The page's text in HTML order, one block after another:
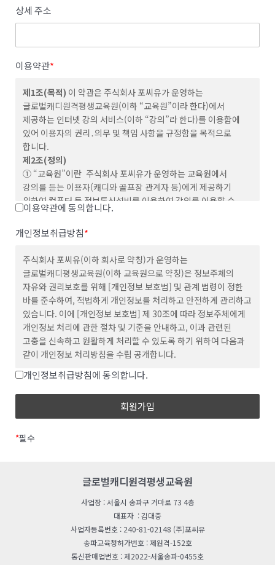
상세 주소
이용약관*
제1조(목적) 이 약관은 주식회사 포씨유가 운영하는
글로벌캐디원격평생교육원(이하 “교육원”이라 한다)에서
제공하는 인터넷 강의 서비스(이하 “강의”라 한다)를 이용함에
있어 이용자의 권리․의무 및 책임 사항을 규정함을 목적으로
합니다.
제2조(정의)
① “교육원”이란 주식회사 포씨유가 운영하는 교육원에서
강의를 듣는 이용자(캐디와 골프장 관계자 등)에게 제공하기
위하여 컴퓨터 등 정보통신설비를 이용하여 강의를 이용할 수
있도록 설정한 가상의 영업장을 말하며, 아울러 교육원을
운영하는 사업자의 의미로도 사용합니다.
② “이용자”란 “교육원”에 접속하여 이 약관에 따라 “교육원”이
제공하는 강의를 받는 회원 및 비회원을 말합니다.
③ ‘회원’이라 함은 “교육원”에 회원등록을 한 자로서, 계속적으로
“교육원”이 제공하는 서비스를 이용할 수 있는 자를 말합니다.
④ ‘비회원’이라 함은 회원에 가입하지 않고 “교육원”이 제공하는
서비스를 이용하는 자를 말합니다.
제3조( 약관 등의 명시와 설명 및 개정 )
① “교육원”은 이 약관의 내용과 상호 및 대표자 성명, 영업소
소재지 주소(소비자의 불만을 처리할 수 있는 곳의 주소를 포함),
전화번호․모사전송번호․전자우편주소, 사업자등록번호,
통신판매업 신고번호, 개인정보관리책임자등을 이용자가 쉽게 알
약관의 내용은 이용자가 연결화면을 통하여 볼 수 있도록 할 수
있습니다.
있는 내용 중 청약철회․ 환불조건 등과 같은 중요한 내용을
③ “교육원”은 「전자상거래 등에서의 소비자보호에 관한
법률」, 「약관의 규제에 관한 법률」, 「전자문서 및
전자거래기본법」, 「전자금융거래법」, 「전자서명법」,
「정보통신망 이용촉진 및 정보보호 등에 관한 법률」,
「방문판매 등에 관한 법률」, 「소비자기본법」 등 관련 법을
위배하지 않는 범위에서 이 약관을 개정할 수 있습니다.
이용약관에 동의합니다.
개인정보취급방침*
주식회사 포씨유(이하 회사로 약칭)가 운영하는
글로벌캐디평생교육원(이하 교육원으로 약칭)은 정보주체의
자유와 권리보호를 위해 [개인정보 보호법] 및 관계 법령이 정한
바를 준수하여, 적법하게 개인정보를 처리하고 안전하게 관리하고
있습니다. 이에 [개인정보 보호법] 제 30조에 따라 정보주체에게
개인정보 처리에 관한 절차 및 기준을 안내하고, 이과 관련된
고충을 신속하고 원활하게 처리할 수 있도록 하기 위하여 다음과
같이 개인정보 처리방침을 수립 공개합니다.
[주요 개인정보 처리 표시]
목차
개인정보의 처리 목적
개인정보의 처리 및 보유기간
정보 주체와 법정대리인의 권리의무 및 행사방법
개인정보의 안전성 확보 조치
개인정보 보호책임자
개인정보 열람청구
권익침해 구제방법
개인정보처리방침의변경
개인정보취급방침에 동의합니다.
*필수
글로벌캐디원격평생교육원
사업장 : 서울시 송파구 거마로 73 4층
대표자 : 김대중
사업자등록번호 : 240-81-02148 (주)포씨유
송파교육청허가번호 : 제원격-152호
통신판매업번호 : 제2022-서울송파-0455호